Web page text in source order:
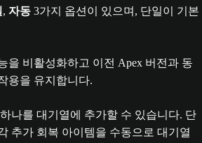
, 자동 3가지 옵션이 있으며, 단일이 기본
을 비활성화하고 이전 Apex 버전과 동
용을 유지합니다.
나를 대기열에 추가할 수 있습니다. 단
추가 회복 아이템을 수동으로 대기열